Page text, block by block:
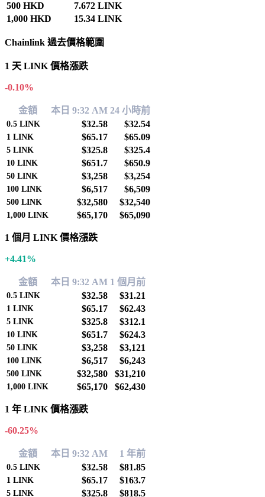
500 HKD
7.672 LINK
1,000 HKD
15.34 LINK
Chainlink 過去價格範圍
1 天 LINK 價格漲跌
-0.10%
金額 本日 9:32 AM 24 小時前
0.5 LINK $32.58 $32.54
1 LINK $65.17 $65.09
5 LINK $325.8 $325.4
10 LINK $651.7 $650.9
50 LINK $3,258 $3,254
100 LINK $6,517 $6,509
500 LINK $32,580 $32,540
1,000 LINK $65,170 $65,090
1 個月 LINK 價格漲跌
+4.41%
金額 本日 9:32 AM 1 個月前
0.5 LINK $32.58 $31.21
1 LINK $65.17 $62.43
5 LINK $325.8 $312.1
10 LINK $651.7 $624.3
50 LINK $3,258 $3,121
100 LINK $6,517 $6,243
500 LINK $32,580 $31,210
1,000 LINK $65,170 $62,430
1 年 LINK 價格漲跌
-60.25%
金額 本日 9:32 AM 1 年前
0.5 LINK $32.58 $81.85
1 LINK $65.17 $163.7
5 LINK $325.8 $818.5